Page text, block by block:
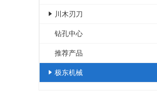
- 封边机类
- 辅机类
- 锯类
- 磨光机
- 吸尘机
- 推台锯
- 圆据机
- 送材机
川木刃刀
- 刀类
- 其他
钻孔中心
推荐产品
极东机械